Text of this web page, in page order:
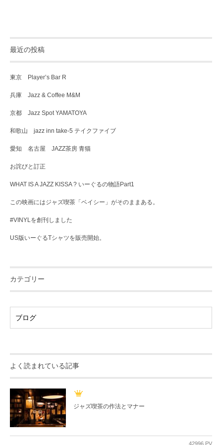
最近の投稿
東京 Player’s Bar R
兵庫 Jazz & Coffee M&M
京都 Jazz Spot YAMATOYA
和歌山 jazz inn take-5 テイクファイブ
愛知 名古屋 JAZZ茶房 青猫
お詫びと訂正
WHAT IS A JAZZ KISSA ? いーぐるの物語Part1
この映画にはジャズ喫茶「ベイシー」がそのままある。
#VINYLを創刊しました
US版いーぐるTシャツを販売開始。
カテゴリー
よく読まれている記事
ジャズ喫茶の作法とマナー
42996 PV